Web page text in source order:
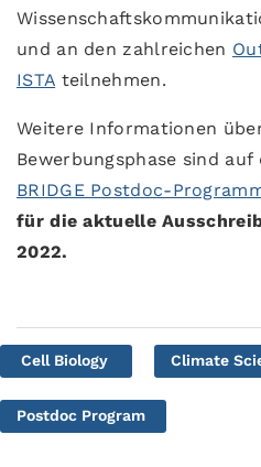
und an den zahlreichen
ISTA teilnehmen.
Weitere Informationen
Bewerbungsphase sind auf
BRIDGE Postdoc-
für die aktuelle
2022.
Cell Biology Climate
Postdoc Program